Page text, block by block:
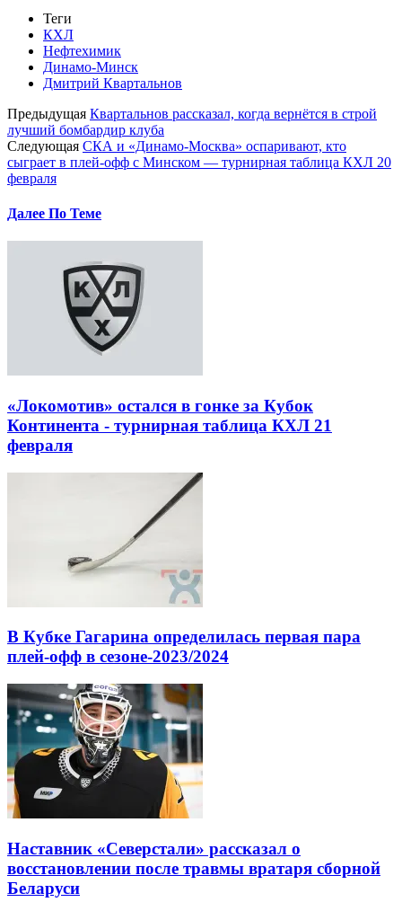
Теги
КХЛ
Нефтехимик
Динамо-Минск
Дмитрий Квартальнов
Предыдущая Квартальнов рассказал, когда вернётся в строй
лучший бомбардир клуба
Следующая СКА и «Динамо-Москва» оспаривают, кто
сыграет в плей-офф с Минском — турнирная таблица КХЛ 20
февраля
Далее По Теме
«Локомотив» остался в гонке за Кубок
Континента - турнирная таблица КХЛ 21
февраля
В Кубке Гагарина определилась первая пара
плей-офф в сезоне-2023/2024
Наставник «Северстали» рассказал о
восстановлении после травмы вратаря сборной
Беларуси